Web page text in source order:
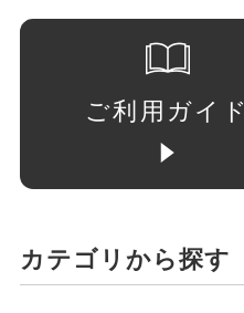
ご利用ガイド
カテゴリから探す